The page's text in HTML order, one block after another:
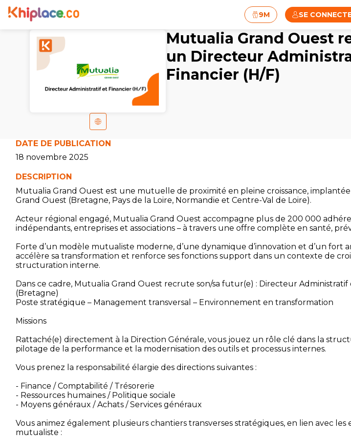
9M SE
Mutualia Grand Ouest
un Directeur
Financier (H/F)
DATE DE PUBLICATION
18 novembre 2025
DESCRIPTION
Mutualia Grand Ouest est une mutuelle de proximité en pleine croissance,
Grand Ouest (Bretagne, Pays de la Loire, Normandie et Centre-Val de Loire).
Acteur régional engagé, Mutualia Grand Ouest accompagne plus de 200 000
indépendants, entreprises et associations – à travers une offre complète en santé,
Forte d’un modèle mutualiste moderne, d’une dynamique d’innovation et d’un fort
accélère sa transformation et renforce ses fonctions support dans un contexte de
structuration interne.
Dans ce cadre, Mutualia Grand Ouest recrute son/sa futur(e) : Directeur Administratif
(Bretagne)
Poste stratégique – Management transversal – Environnement en transformation
Missions
Rattaché(e) directement à la Direction Générale, vous jouez un rôle clé dans la
pilotage de la performance et la modernisation des outils et processus internes.
Vous prenez la responsabilité élargie des directions suivantes :
- Finance / Comptabilité / Trésorerie
- Ressources humaines / Politique sociale
- Moyens généraux / Achats / Services généraux
Vous animez également plusieurs chantiers transverses stratégiques, en lien avec
mutualiste :